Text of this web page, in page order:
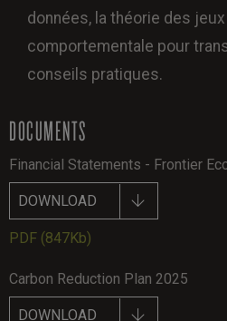
données, la théorie des
comportementale pour
conseils pratiques.
DOCUMENTS
Financial Statements - Frontier
DOWNLOAD
PDF (847Kb)
Carbon Reduction Plan 2025
DOWNLOAD